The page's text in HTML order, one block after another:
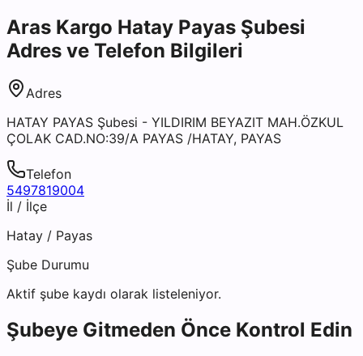
Aras Kargo Hatay Payas Şubesi
Adres ve Telefon Bilgileri
Adres
HATAY PAYAS Şubesi - YILDIRIM BEYAZIT MAH.ÖZKUL
ÇOLAK CAD.NO:39/A PAYAS /HATAY, PAYAS
Telefon
5497819004
İl / İlçe
Hatay / Payas
Şube Durumu
Aktif şube kaydı olarak listeleniyor.
Şubeye Gitmeden Önce Kontrol Edin